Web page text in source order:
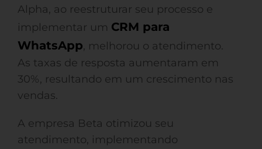
Alpha, ao reestruturar seu processo e
implementar um CRM para
WhatsApp, melhorou o atendimento.
As taxas de resposta aumentaram em
30%, resultando em um crescimento nas
vendas.
A empresa Beta otimizou seu
atendimento, implementando